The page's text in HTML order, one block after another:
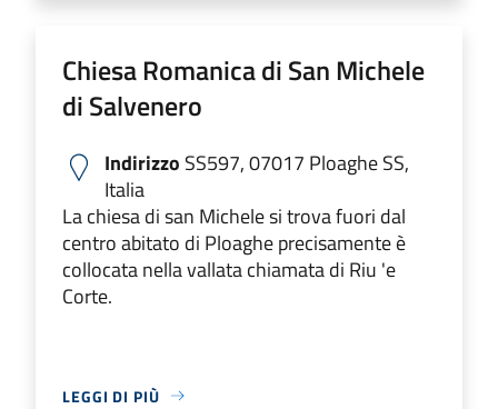
Chiesa Romanica di San Michele
di Salvenero
Indirizzo SS597, 07017 Ploaghe SS,
Italia
La chiesa di san Michele si trova fuori dal
centro abitato di Ploaghe precisamente è
collocata nella vallata chiamata di Riu 'e
Corte.
LEGGI DI PIÙ